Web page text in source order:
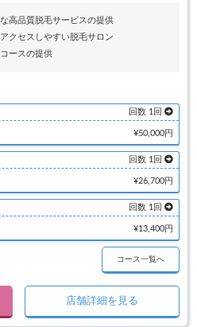
高品質脱毛サービスの提供
クセスしやすい脱毛サロン
ースの提供
回数 1回
¥50,000円
回数 1回
¥26,700円
回数 1回
¥13,400円
コース一覧へ
店舗詳細を見る